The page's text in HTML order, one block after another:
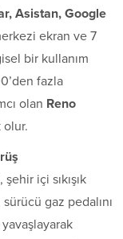
Asistan, Google
ekran ve 7
bir kullanım
fazla
olan Reno
olur.
içi sıkışık
gaz pedalını